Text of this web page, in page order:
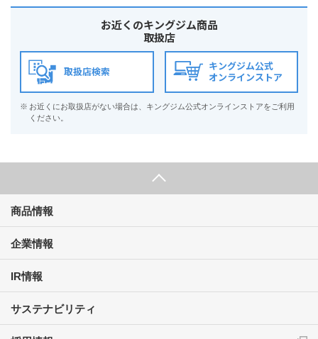
お近くのキングジム商品
取扱店
取扱店検索
キングジム公式
オンラインストア
※ お近くにお取扱店がない場合は、キングジム公式オンラインストアをご利用
ください。
商品情報
企業情報
IR情報
サステナビリティ